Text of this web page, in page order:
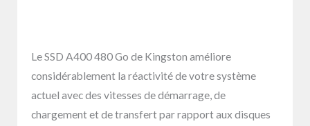
Le SSD A400 480 Go de Kingston améliore
considérablement la réactivité de votre système
actuel avec des vitesses de démarrage, de
chargement et de transfert par rapport aux disques